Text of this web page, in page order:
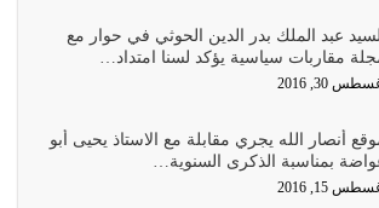
كانوا أكثر ولاءً وطاعة للشيطان كلما كانوا
من يُقتل في سبيله بالحياة الأبدية والرزق
والخلود في…
السيد عبد الملك بدر الدين الحوثي في حوار مع
مقاربات سياسية يؤكد لسنا امتداد…
30, 2016
أنصار الله يجري مقابلة مع الاستاذ يحيى أبو
بمناسبة الذكرى السنوية…
15, 2016